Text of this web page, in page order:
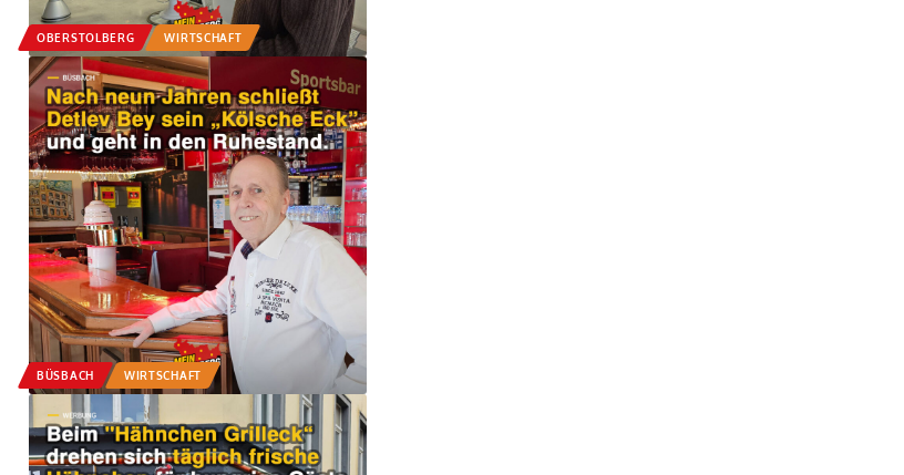
OBERSTOLBERG WIRTSCHAFT
BÜSBACH WIRTSCHAFT